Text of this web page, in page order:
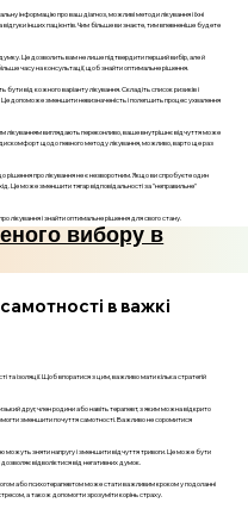
інформацію про ваш діагноз, можливі методи лікування і їхні
інших пацієнтів. Чим більше ви знаєте, тим впевненіше будете
Це дозволить вам не лише підтвердити перший вибір, але й
часу на консультації, щоб знайти оптимальне рішення.
від кожного варіанту лікування. Складіть список ризиків і
Це допоможе зменшити невизначеність і полегшить процес ухвалення
лікуванням виглядають переконливо, ваше внутрішнє відчуття може
дискомфорт щодо певного методу лікування, можливо, варто ще раз
про лікування не є незворотним. Якщо ви спробуєте один
Це може зменшити тягар відповідальності за "неправильне"
і знайти оптимальне рішення для свого стану.
вибору в
в важкі
ізоляції. Щоб впоратися з цим, важливо мати кілька стратегій
друг, член родини або навіть терапевт, з яким можна відкрито
зменшити почуття самотності. Важливо не соромитися
можуть зняти напругу і зменшити відчуття тривоги. Це може бути
відволіктися від негативних думок.
або психотерапевтом може стати важливим кроком у подоланні
а також допомогти зрозуміти корінь страху.